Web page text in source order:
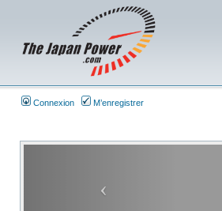
Connexion M’enregistrer